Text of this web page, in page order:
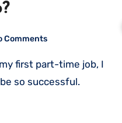
Comments
so successful.